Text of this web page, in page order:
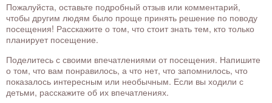
Пожалуйста, оставьте подробный отзыв или комментарий,
чтобы другим людям было проще принять решение по поводу
посещения! Расскажите о том, что стоит знать тем, кто только
планирует посещение.
Поделитесь с своими впечатлениями от посещения. Напишите
о том, что вам понравилось, а что нет, что запомнилось, что
показалось интересным или необычным. Если вы ходили с
детьми, расскажите об их впечатлениях.